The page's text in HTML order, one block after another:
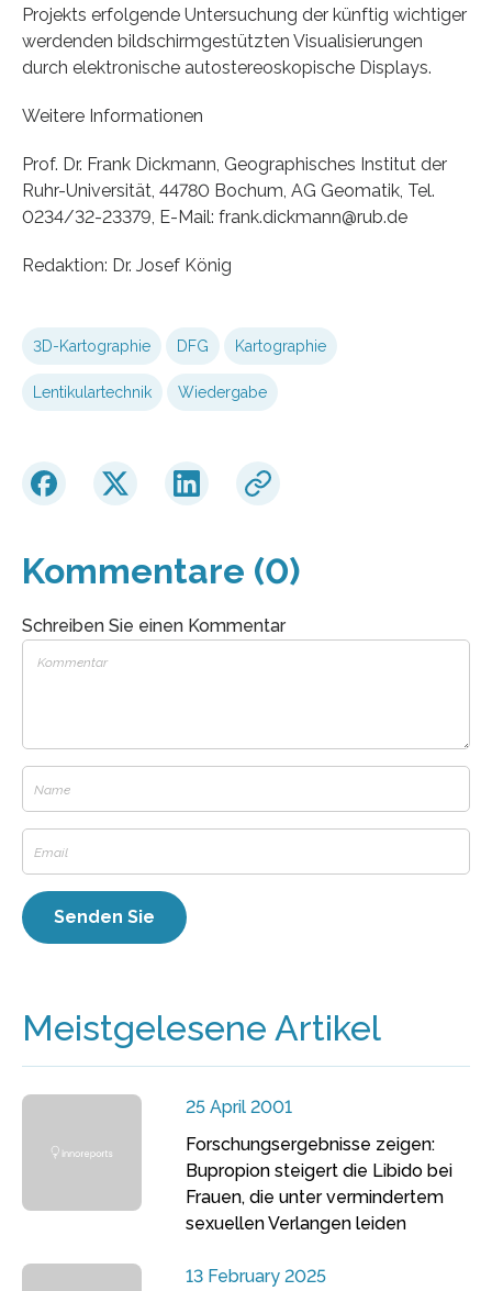
Projekts erfolgende Untersuchung der künftig wichtiger
werdenden bildschirmgestützten Visualisierungen
durch elektronische autostereoskopische Displays.
Weitere Informationen
Prof. Dr. Frank Dickmann, Geographisches Institut der
Ruhr-Universität, 44780 Bochum, AG Geomatik, Tel.
0234/32-23379, E-Mail: frank.dickmann@rub.de
Redaktion: Dr. Josef König
3D-Kartographie DFG Kartographie
Lentikulartechnik Wiedergabe
Kommentare (0)
Schreiben Sie einen Kommentar
Meistgelesene Artikel
25 April 2001
Forschungsergebnisse zeigen:
Bupropion steigert die Libido bei
Frauen, die unter vermindertem
sexuellen Verlangen leiden
13 February 2025